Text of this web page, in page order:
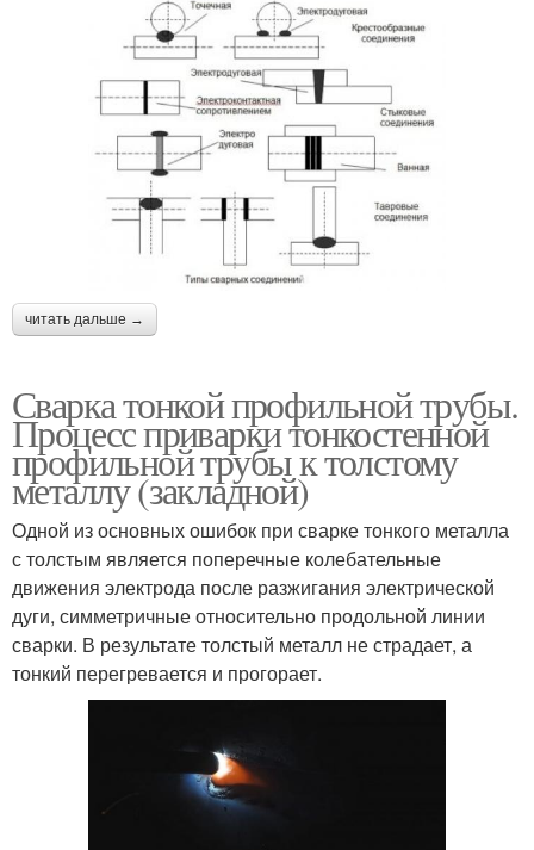
читать дальше →
Сварка тонкой профильной трубы.
Процесс приварки тонкостенной
профильной трубы к толстому
металлу (закладной)
Одной из основных ошибок при сварке тонкого металла
с толстым является поперечные колебательные
движения электрода после разжигания электрической
дуги, симметричные относительно продольной линии
сварки. В результате толстый металл не страдает, а
тонкий перегревается и прогорает.